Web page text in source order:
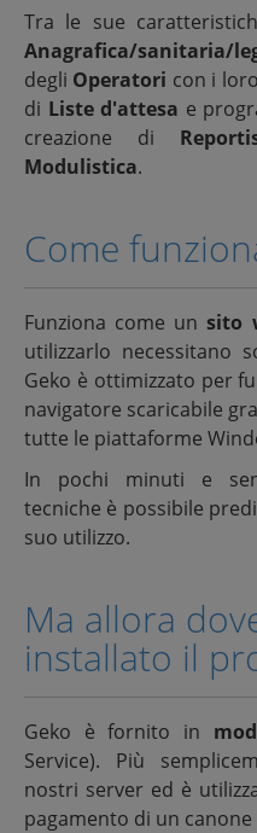
Tra le sue
Anagrafica/sanitaria/
degli Operatori con i
di Liste d'attesa e
creazione di
Modulistica.
Come
Funziona come unsito
utilizzarlo necessitano
Geko è ottimizzato per
navigatore scaricabile
tutte le piattaforme
In pochi minuti e
tecniche è possibile
suo utilizzo.
Ma allora
installato il
Geko è fornito in
Service). Più
nostri server ed è
pagamento di un canone